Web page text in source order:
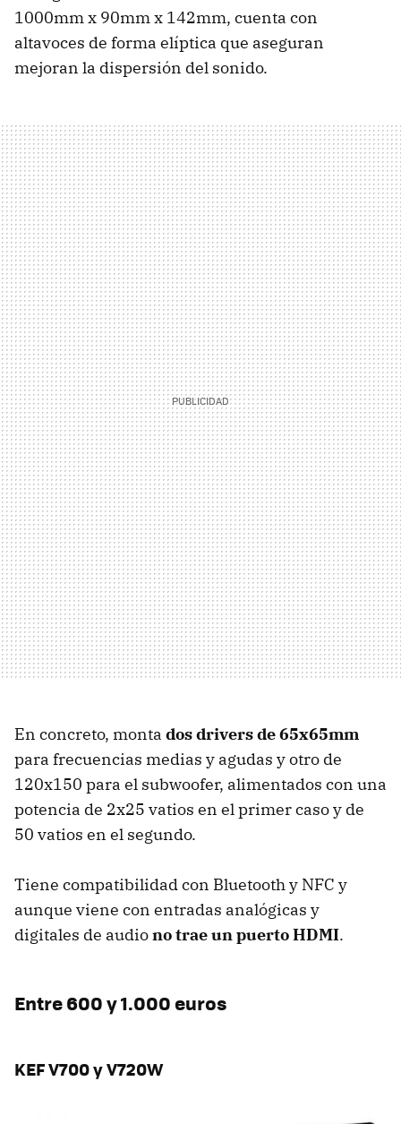
1000mm x 90mm x 142mm, cuenta con
altavoces de forma elíptica que aseguran
mejoran la dispersión del sonido.
En concreto, monta dos drivers de 65x65mm
para frecuencias medias y agudas y otro de
120x150 para el subwoofer, alimentados con una
potencia de 2x25 vatios en el primer caso y de
50 vatios en el segundo.
Tiene compatibilidad con Bluetooth y NFC y
aunque viene con entradas analógicas y
digitales de audiono trae un puerto HDMI.
Entre 600 y 1.000 euros
KEF V700 y V720W